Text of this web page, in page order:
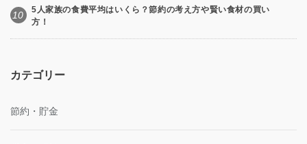
10
5人家族の食費平均はいくら？節約の考え方や賢い食材の買い
方！
カテゴリー
節約・貯金